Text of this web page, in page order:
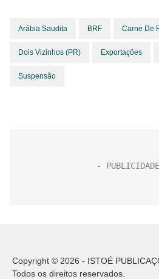
Arábia Saudita BRF Carne De
Dois Vizinhos (PR) Exportações
Suspensão
Copyright © 2026 - ISTOÉ
Todos os direitos reservados.